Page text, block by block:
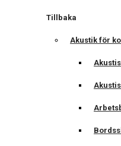
Tillbaka
Akustik för